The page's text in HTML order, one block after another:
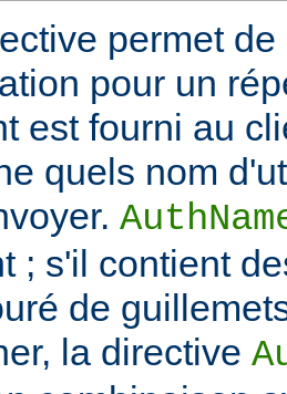
permet
pour un
est fourni au
quels nom
; s'il contient
de
la directive